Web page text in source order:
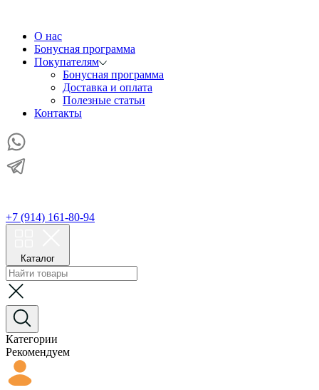
О нас
Бонусная программа
Покупателям
Бонусная программа
Доставка и оплата
Полезные статьи
Контакты
+7 (914) 161-80-94
Каталог
Категории
Рекомендуем